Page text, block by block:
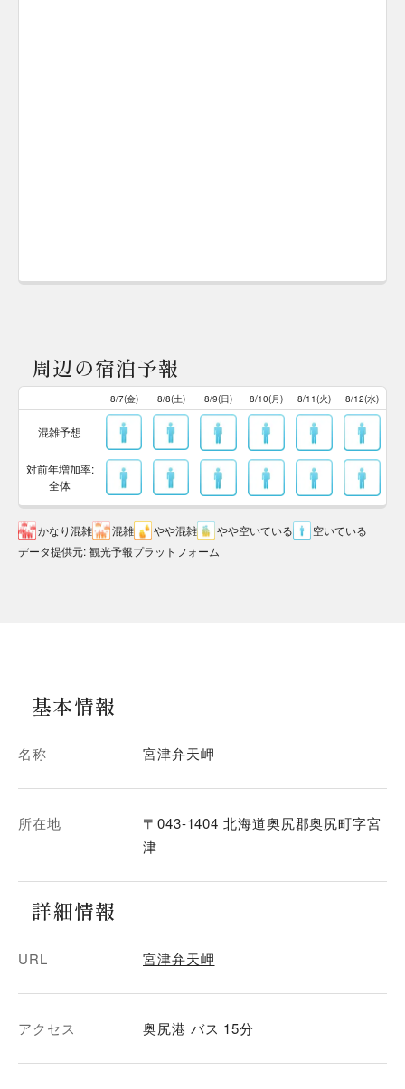
周辺の宿泊予報
8/7(金) 8/8(土) 8/9(日) 8/10(月) 8/11(火) 8/12(水)
混雑予想
対前年増加率:
全体
かなり混雑 混雑 やや混雑 やや空いている
空いている
データ提供元: 観光予報プラットフォーム
基本情報
名称 宮津弁天岬
所在地
〒043-1404 北海道奥尻郡奥尻町字宮
津
詳細情報
URL 宮津弁天岬
アクセス 奥尻港 バス 15分